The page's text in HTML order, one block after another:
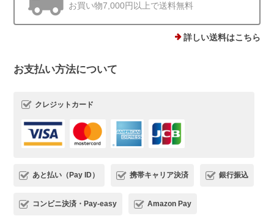
他にはあまりない、石ころモチーフ、とても可愛いです。まん丸では
この度は、Rolo.をご利用いただき有難
ただけましたら幸いです。 またご縁が
いただけることを、心よりお待ちしてお
ります。
お買い物7,000円以上で送料無料
詳しい送料はこちら
お支払い方法について
クレジットカード
あと払い（Pay ID） 携帯キャリア決済 銀行振込
コンビニ決済・Pay-easy Amazon Pay